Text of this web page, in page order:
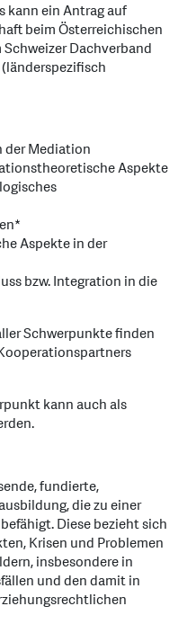
kann ein Antrag auf
beim Österreichischen
Dachverband
der Mediation
Aspekte
Aspekte in der
bzw. Integration in die
Schwerpunkte finden
kann auch als
fundierte,
die zu einer
Diese bezieht sich
Krisen und Problemen
insbesondere in
und den damit in